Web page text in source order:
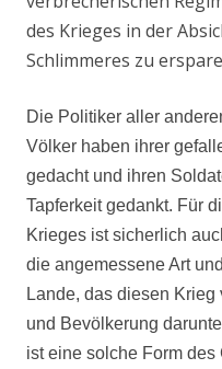
des Krieges in der
Schlimmeres zu
Die Politiker aller
Völker haben ihrer
gedacht und ihren
Tapferkeit gedankt. Für
Krieges ist sicherlich
die angemessene Art
Lande, das diesen
und Bevölkerung
ist eine solche Form